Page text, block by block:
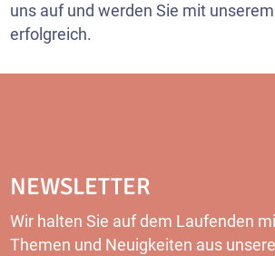
uns auf und werden Sie mit
erfolgreich.
NEWSLETTER
Wir halten Sie auf dem Laufenden
Themen und Neuigkeiten aus